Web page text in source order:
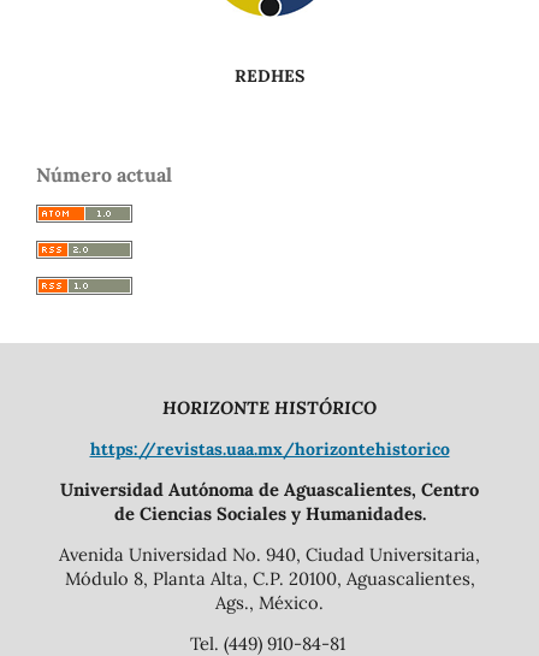
REDHES
Número actual
HORIZONTE HISTÓRICO
https://revistas.uaa.mx/horizontehistorico
Universidad Autónoma de Aguascalientes, Centro
de Ciencias Sociales y Humanidades.
Avenida Universidad No. 940, Ciudad Universitaria,
Módulo 8, Planta Alta, C.P. 20100, Aguascalientes,
Ags., México.
Tel. (449) 910-84-81